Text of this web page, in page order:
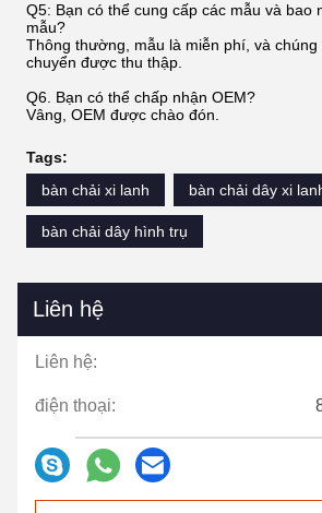
Q5: Bạn có thể cung cấp các mẫu và bao
mẫu?
Thông thường, mẫu là miễn phí, và chúng
chuyển được thu thập.
Q6. Bạn có thể chấp nhận OEM?
Vâng, OEM được chào đón.
Tags:
bàn chải xi lanh
bàn chải dây xi
bàn chải dây hình trụ
Liên hệ
Liên hệ:
điện thoại: